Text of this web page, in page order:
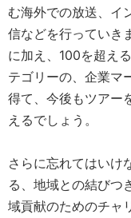
む海外での放送、イ
信などを行っていき
に加え、100を超え
テゴリーの、企業マ
得て、今後もツアー
えるでしょう。
さらに忘れてはいけ
る、地域との結びつ
域貢献のためのチャ